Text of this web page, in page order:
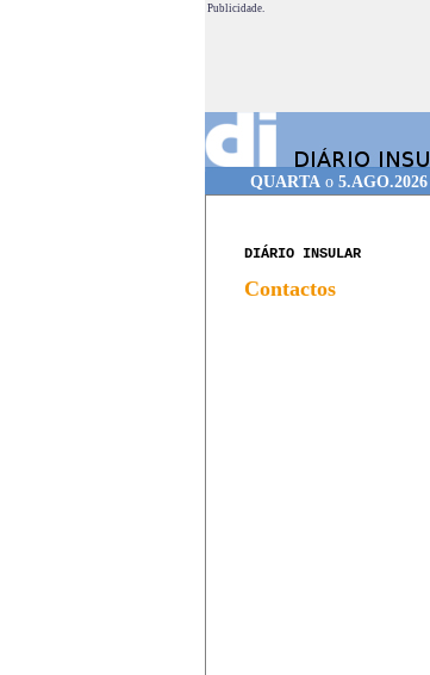
Publicidade.
QUARTAo 5.AGO.2026
DIÁRIO INSULAR
Contactos